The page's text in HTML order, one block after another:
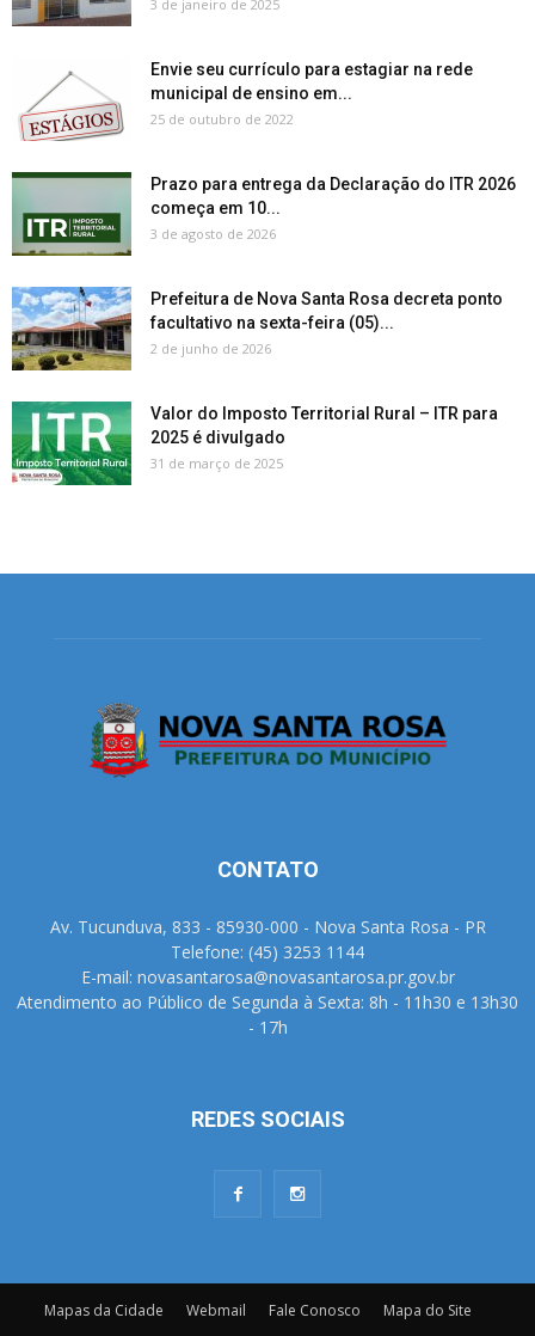
3 de janeiro de 2025
Envie seu currículo para estagiar na rede
municipal de ensino em...
25 de outubro de 2022
Prazo para entrega da Declaração do ITR 2026
começa em 10...
3 de agosto de 2026
Prefeitura de Nova Santa Rosa decreta ponto
facultativo na sexta-feira (05)...
2 de junho de 2026
Valor do Imposto Territorial Rural – ITR para
2025 é divulgado
31 de março de 2025
CONTATO
Av. Tucunduva, 833 - 85930-000 - Nova Santa Rosa - PR
Telefone: (45) 3253 1144
E-mail: novasantarosa@novasantarosa.pr.gov.br
Atendimento ao Público de Segunda à Sexta: 8h - 11h30 e 13h30
- 17h
REDES SOCIAIS
Mapas da Cidade Webmail Fale Conosco Mapa do Site